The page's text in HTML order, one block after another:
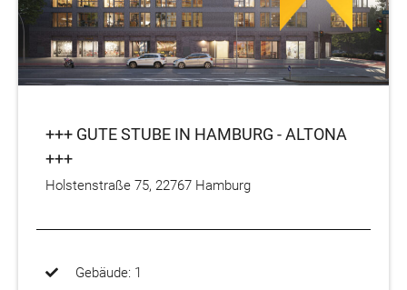
+++ GUTE STUBE IN HAMBURG - ALTONA
+++
Holstenstraße 75, 22767 Hamburg
Gebäude: 1